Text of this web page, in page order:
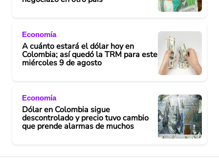
Economía
A cuánto estará el dólar hoy en
Colombia; así quedó la TRM para este
miércoles 9 de agosto
Economía
Dólar en Colombia sigue
descontrolado y precio tuvo cambio
que prende alarmas de muchos